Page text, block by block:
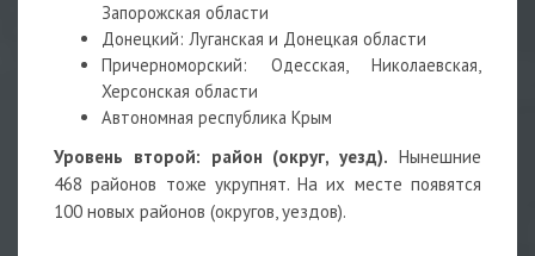
Запорожская области
Донецкий: Луганская и Донецкая области
Причерноморский: Одесская, Николаевская,
Херсонская области
Автономная республика Крым
Уровень второй: район (округ, уезд). Нынешние
468 районов тоже укрупнят. На их месте появятся
100 новых районов (округов, уездов).